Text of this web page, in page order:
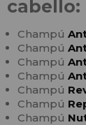
cabello:
Champú
Champú
Champú
Champú
Champú
Champú
Champú